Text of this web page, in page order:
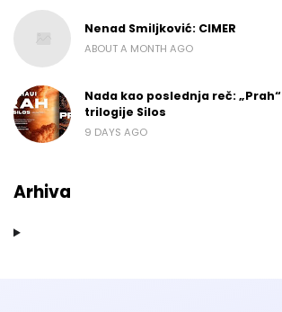
Nenad Smiljković: CIMER
ABOUT A MONTH AGO
Nada kao poslednja reč:
trilogije Silos
9 DAYS AGO
Arhiva